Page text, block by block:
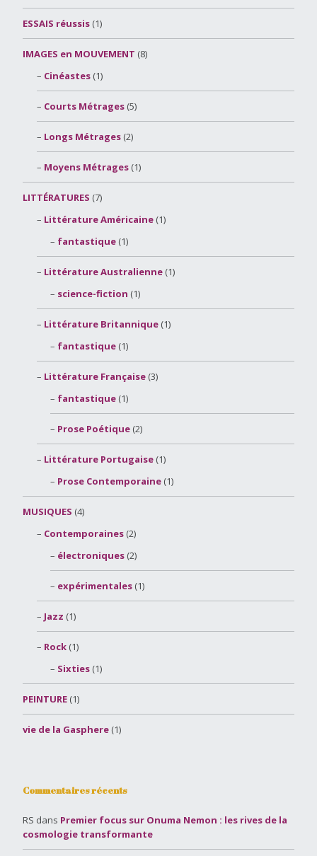
ESSAIS réussis (1)
IMAGES en MOUVEMENT (8)
Cinéastes(1)
Courts Métrages(5)
Longs Métrages(2)
Moyens Métrages(1)
LITTÉRATURES (7)
Littérature Américaine(1)
fantastique (1)
Littérature Australienne(1)
science-fiction (1)
Littérature Britannique(1)
fantastique (1)
Littérature Française(3)
fantastique (1)
Prose Poétique (2)
Littérature Portugaise(1)
Prose Contemporaine (1)
MUSIQUES (4)
Contemporaines(2)
électroniques (2)
expérimentales (1)
Jazz (1)
Rock(1)
Sixties (1)
PEINTURE (1)
vie de la Gasphere (1)
Commentaires récents
RS dans Premier focus sur Onuma Nemon : les rives de la
cosmologie transformante